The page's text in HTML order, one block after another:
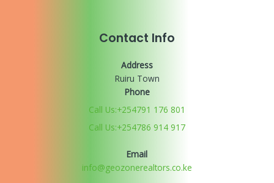
Contact Info
Address
Ruiru Town
Phone
Call Us:+254791 176 801
Call Us:+254786 914 917
Email
info@geozonerealtors.co.ke